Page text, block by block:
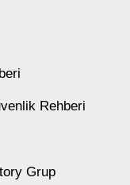
Rehberi
Grup